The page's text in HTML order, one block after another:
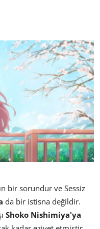
bir sorundur ve Sessiz
da bir istisna değildir.
Shoko Nishimiya'ya